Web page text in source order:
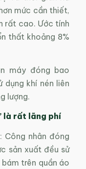
mức cần thiết,
rất cao. Ước tính
thất khoảng 8%
máy đóng bao
dụng khí nén liên
lượng.
là rất lãng phí
nhân đóng
sản xuất đều sử
trên quần áo